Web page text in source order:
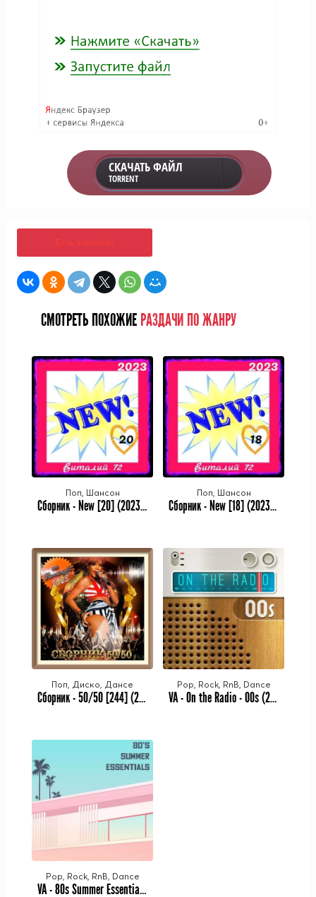
СКАЧАТЬ ФАЙЛ
TORRENT
Есть жалоба?
СМОТРЕТЬ ПОХОЖИЕ РАЗДАЧИ ПО ЖАНРУ
Поп, Шансон
Cборник - New [20] (2023) MP3 от Виталия 72
Поп, Шансон
Cборник - New [18] (2023) MP3 от Виталия 72
Поп, Диско, Дансе
Cборник - 50/50 [244] (2023) MP3 от Виталия 72
Pop, Rock, RnB, Dance
VA - On the Radio - 00s (2023) MP3
Pop, Rock, RnB, Dance
VA - 80s Summer Essentials (2023) MP3